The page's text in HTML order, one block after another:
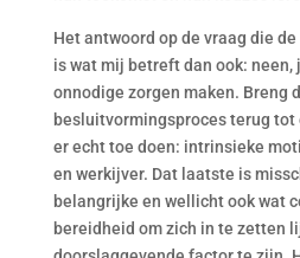
Het antwoord op de vraag die
is wat mij betreft dan ook: neen,
onnodige zorgen maken. Breng
besluitvormingsproces terug tot
er echt toe doen: intrinsieke
en werkijver. Dat laatste is
belangrijke en wellicht ook wat
bereidheid om zich in te zetten